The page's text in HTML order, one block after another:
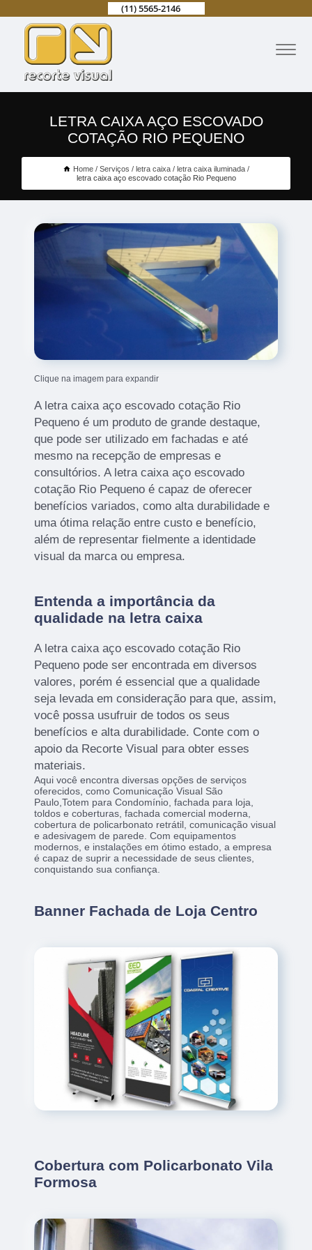
(11) 5565-2146
LETRA CAIXA AÇO ESCOVADO
COTAÇÃO RIO PEQUENO
Home Serviços letra caixa
letra caixa iluminada
letra caixa aço escovado cotação Rio Pequeno
Clique na imagem para expandir
A letra caixa aço escovado cotação Rio
Pequeno é um produto de grande destaque,
que pode ser utilizado em fachadas e até
mesmo na recepção de empresas e
consultórios. A letra caixa aço escovado
cotação Rio Pequeno é capaz de oferecer
benefícios variados, como alta durabilidade e
uma ótima relação entre custo e benefício,
além de representar fielmente a identidade
visual da marca ou empresa.
Entenda a importância da
qualidade na letra caixa
A letra caixa aço escovado cotação Rio
Pequeno pode ser encontrada em diversos
valores, porém é essencial que a qualidade
seja levada em consideração para que, assim,
você possa usufruir de todos os seus
benefícios e alta durabilidade. Conte com o
apoio da Recorte Visual para obter esses
materiais.
Aqui você encontra diversas opções de serviços
oferecidos, como Comunicação Visual São
Paulo,Totem para Condomínio, fachada para loja,
toldos e coberturas, fachada comercial moderna,
cobertura de policarbonato retrátil, comunicação visual
e adesivagem de parede. Com equipamentos
modernos, e instalações em ótimo estado, a empresa
é capaz de suprir a necessidade de seus clientes,
conquistando sua confiança.
Banner Fachada de Loja Centro
Cobertura com Policarbonato Vila
Formosa